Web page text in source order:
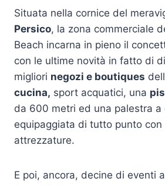
Situata nella cornice del
Persico, la zona commerciale
Beach incarna in pieno il
con le ultime novità in fatto di
migliori negozi e boutiques
cucina, sport acquatici, una
da 600 metri ed una palestra a
equipaggiata di tutto punto con
attrezzature.
E poi, ancora, decine di eventi